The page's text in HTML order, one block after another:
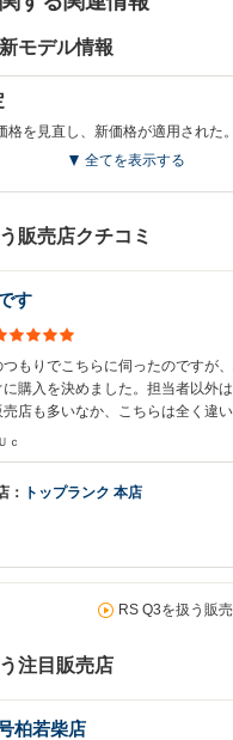
└市街地:7.2km/L
└郊外:9.9km/L
└高速道路:11.4km/L
2480cc
4WD
└高速道
2994cc
4WD
モデル情報
格を見直し、新価格が適用された
全てを表示する
販売店クチコミ
す
もりでこちらに伺ったのですが、
購入を決めました。担当者以外
店も多いなか、こちらは全く違
くお付き合いしていきたいと思
ｃ
： トップランク 本店
RS Q3を扱う販
注目販売店
柏若柴店